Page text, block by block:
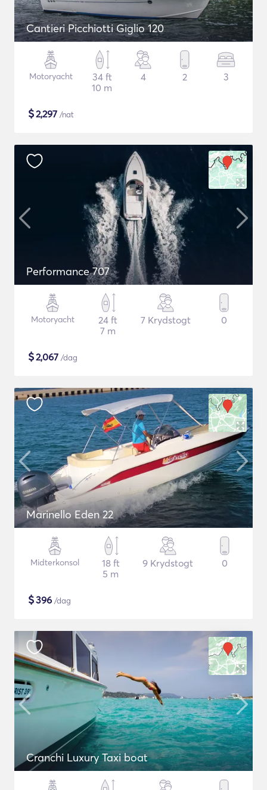
Cantieri Picchiotti Giglio 120
Motoryacht
34 ft
10 m
4 2 3
$2,297 /nat
Performance 707
Motoryacht
24 ft
7 m
7 Krydstogt 0
$2,067 /dag
Marinello Eden 22
Midterkonsol
18 ft
5 m
9 Krydstogt 0
$396 /dag
Cranchi Luxury Taxi boat